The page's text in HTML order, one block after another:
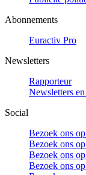
Abonnements
Euractiv Pro
Newsletters
Rapporteur
Newsletters
Social
Bezoek ons
Bezoek ons
Bezoek ons
Bezoek ons